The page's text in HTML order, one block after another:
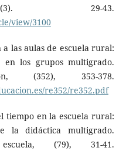
29-43.
view/3100
las aulas de escuela rural:
en los grupos multigrado.
(352), 353-378.
re352/re352.pdf
tiempo en la escuela rural:
la didáctica multigrado.
(79), 31-41.